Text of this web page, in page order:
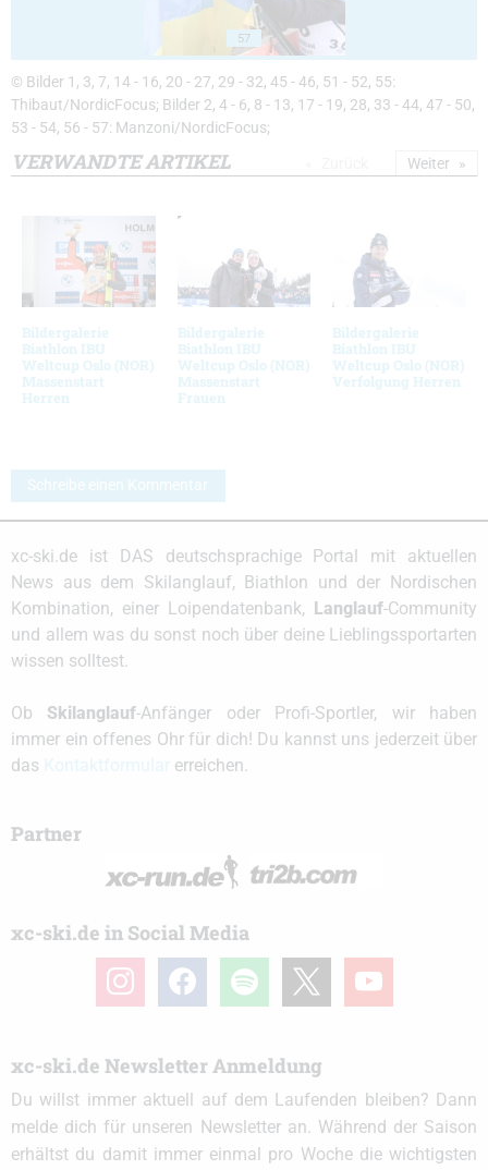
57
© Bilder 1, 3, 7, 14 - 16, 20 - 27, 29 - 32, 45 - 46, 51 - 52, 55:
Thibaut/NordicFocus; Bilder 2, 4 - 6, 8 - 13, 17 - 19, 28, 33 - 44, 47 - 50,
53 - 54, 56 - 57: Manzoni/NordicFocus;
VERWANDTE ARTIKEL
Bildergalerie
Biathlon IBU
Weltcup Oslo (NOR)
Massenstart
Herren
Bildergalerie
Biathlon IBU
Weltcup Oslo (NOR)
Massenstart
Frauen
Bildergalerie
Biathlon IBU
Weltcup Oslo (NOR)
Verfolgung Herren
Weiter
Schreibe einen Kommentar
xc-ski.de ist DAS deutschsprachige Portal mit aktuellen
News aus dem Skilanglauf, Biathlon und der Nordischen
Kombination, einer Loipendatenbank,
Langlauf-Community
und allem was du sonst noch über deine Lieblingssportarten
wissen solltest.
Ob Skilanglauf-Anfänger oder Profi-Sportler, wir haben
immer ein offenes Ohr für dich! Du kannst uns jederzeit über
das
erreichen.
Partner
xc-ski.de in Social Media
instagramfacebook spotify youtube
xc-ski.de Newsletter Anmeldung
Du willst immer aktuell auf dem Laufenden bleiben? Dann
melde dich für unseren Newsletter an. Während der Saison
erhältst du damit immer einmal pro Woche die wichtigsten